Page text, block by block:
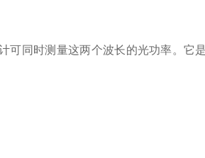
可同时测量这两个波长的光功率。它